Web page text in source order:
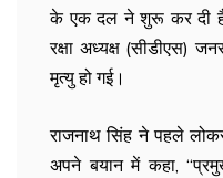
के एक दल ने शुरू कर दी
रक्षा अध्यक्ष (सीडीएस)
मृत्यु हो गई।
राजनाथ सिंह ने पहले
अपने बयान में कहा,